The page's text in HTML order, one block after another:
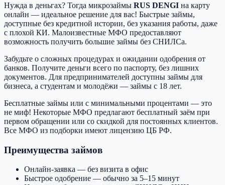
Нужда в деньгах? Тогда микрозаймы RUS DENGI на карту
онлайн — идеальное решение для вас! Быстрые займы,
доступные без кредитной истории, без указания работы, даже
с плохой КИ. Малоизвестные МФО предоставляют
возможность получить большие займы без СНИЛСа.
Забудьте о сложных процедурах и ожидании одобрения от
банков. Получите деньги всего по паспорту, без лишних
документов. Для предпринимателей доступны займы для
бизнеса, а студентам и молодёжи — займы с 18 лет.
Бесплатные займы или с минимальными процентами — это
не миф! Некоторые МФО предлагают бесплатный заём при
первом обращении или со скидкой для постоянных клиентов.
Все МФО из подборки имеют лицензию ЦБ РФ.
Преимущества займов
Онлайн-заявка — без визита в офис
Быстрое одобрение — обычно за 5–15 минут